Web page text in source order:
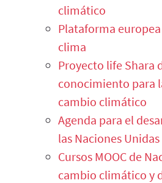
climático
Plataforma
clima
Proyecto life Shara
conocimiento para
cambio climático
Agenda para el
las Naciones Unidas
Cursos MOOC de
cambio climático y